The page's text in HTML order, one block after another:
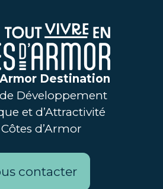
Destination
Développement
et d’Attractivité
d’Armor
contacter